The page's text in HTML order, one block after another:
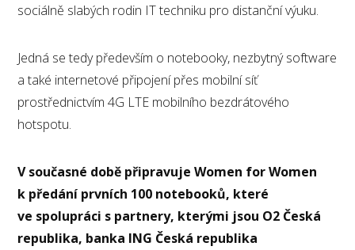
sociálně slabých rodin IT techniku pro distanční výuku.
Jedná se tedy především o notebooky, nezbytný software
a také internetové připojení přes mobilní síť
prostřednictvím 4G LTE mobilního bezdrátového
hotspotu.
V současné době připravuje Women for Women
k předání prvních 100 notebooků, které
ve spolupráci s partnery, kterými jsou O2 Česká
republika, banka ING Česká republika